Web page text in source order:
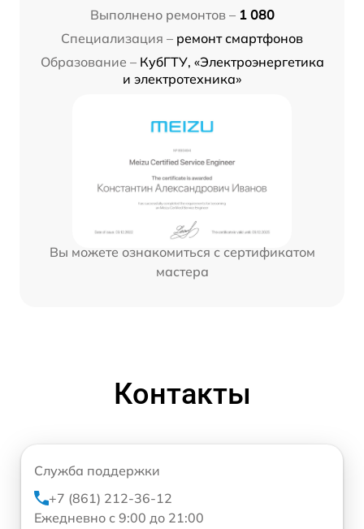
Выполнено ремонтов – 1 080
Специализация – ремонт смартфонов
Образование – КубГТУ, «Электроэнергетика
и электротехника»
Вы можете ознакомиться с сертификатом
мастера
Контакты
Служба поддержки
+7 (861) 212-36-12
Ежедневно с 9:00 до 21:00